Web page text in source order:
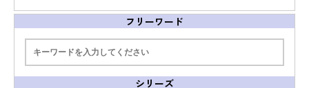
フリーワード
シリーズ